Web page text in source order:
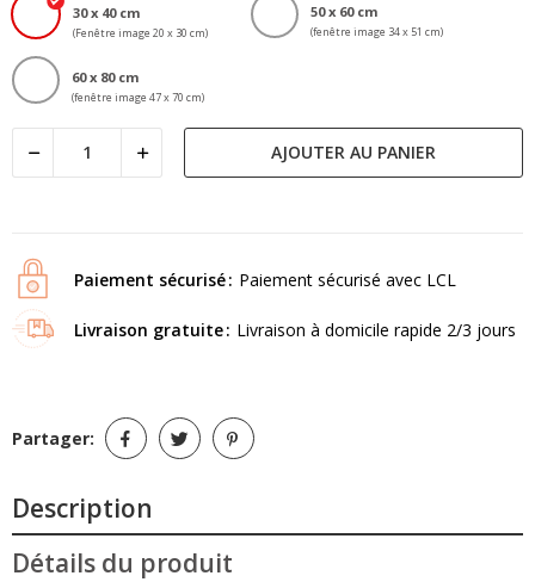
30 x 40 cm
(Fenêtre image 20 x 30 cm)
50 x 60 cm
(fenêtre image 34 x 51 cm)
60 x 80 cm
(fenêtre image 47 x 70 cm)
AJOUTER AU PANIER
Paiement sécurisé Paiement sécurisé avec LCL
Livraison gratuite Livraison à domicile rapide 2/3 jours
Partager:
Description
Détails du produit